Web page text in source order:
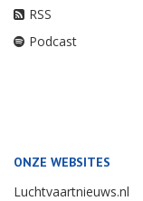
RSS
Podcast
ONZE WEBSITES
Luchtvaartnieuws.nl